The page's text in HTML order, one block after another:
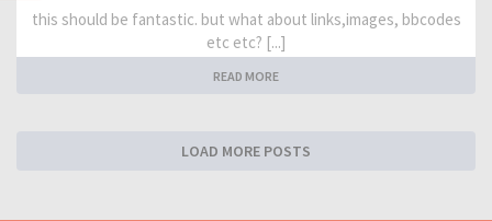
this should be fantastic. but what about links,images, bbcodes
etc etc? [...]
READ MORE
LOAD MORE POSTS